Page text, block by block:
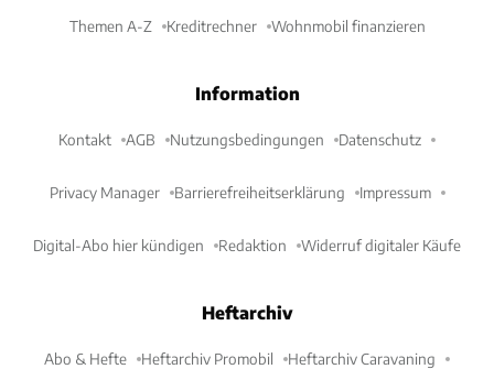
Themen A-Z Kreditrechner Wohnmobil finanzieren
Information
Kontakt AGB Nutzungsbedingungen Datenschutz
Privacy Manager Barrierefreiheitserklärung Impressum
Digital-Abo hier kündigen Redaktion Widerruf digitaler Käufe
Heftarchiv
Abo & Hefte Heftarchiv Promobil Heftarchiv Caravaning